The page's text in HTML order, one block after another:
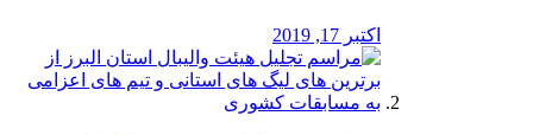
اکتبر 17, 2019